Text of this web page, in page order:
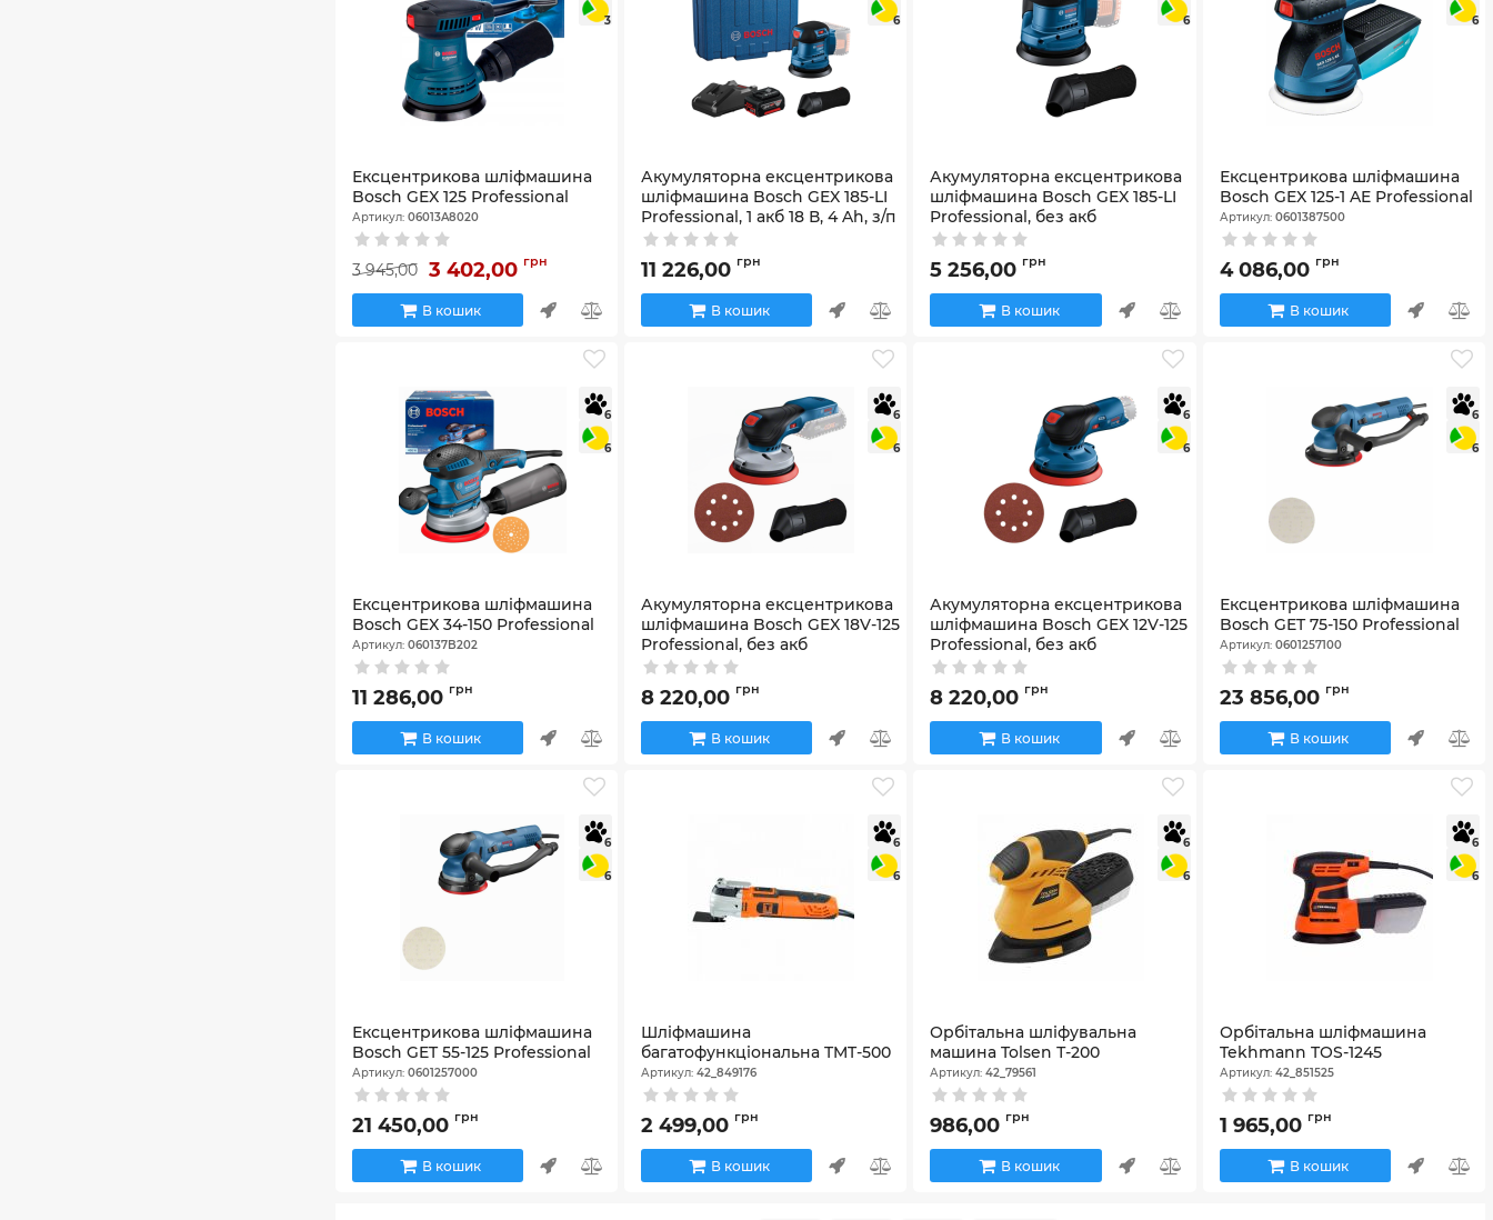
3
Ексцентрикова шліфмашина
Bosch GEX 125 Professional
Артикул: 06013A8020
3 945,00 3 402,00 грн
В кошик
6
Акумуляторна ексцентрикова
шліфмашина Bosch GEX 185-LI
Professional, 1 акб 18 В, 4 Ah, з/п
GAL 18V-40
06013A5021
11 226,00 грн
В кошик
6
Акумуляторна ексцентрикова
шліфмашина Bosch GEX 185-LI
Professional, без акб
Артикул:06013A5020
5 256,00 грн
В кошик
6
Ексцентрикова шліфмашина
Bosch GEX 125-1 AE Professional
Артикул: 0601387500
4 086,00 грн
В кошик
6
6
Ексцентрикова шліфмашина
Bosch GEX 34-150 Professional
Артикул: 060137B202
11 286,00 грн
В кошик
6
6
Акумуляторна ексцентрикова
шліфмашина Bosch GEX 18V-125
Professional, без акб
Артикул:0601372201
8 220,00 грн
В кошик
6
6
Акумуляторна ексцентрикова
шліфмашина Bosch GEX 12V-125
Professional, без акб
Артикул:0601372101
8 220,00 грн
В кошик
6
6
Ексцентрикова шліфмашина
Bosch GET 75-150 Professional
Артикул: 0601257100
23 856,00 грн
В кошик
6
6
Ексцентрикова шліфмашина
Bosch GET 55-125 Professional
Артикул: 0601257000
21 450,00 грн
В кошик
6
6
Шліфмашина
багатофункціональна TMT-500
Артикул:42_849176
2 499,00 грн
В кошик
6
6
Орбітальна шліфувальна
машина Tolsen Т-200
Артикул:42_79561
986,00 грн
В кошик
6
6
Орбітальна шліфмашина
Tekhmann TOS-1245
Артикул: 42_851525
1 965,00 грн
В кошик